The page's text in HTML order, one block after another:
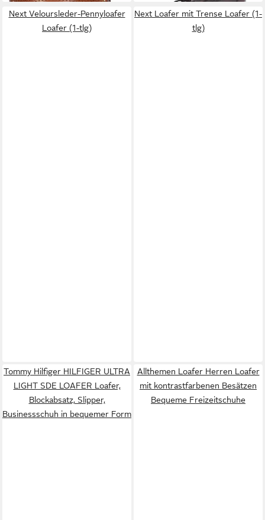
Next Veloursleder-Pennyloafer
Loafer (1-tlg)
Next Loafer mit Trense Loafer (1-
tlg)
Tommy Hilfiger HILFIGER ULTRA
LIGHT SDE LOAFER Loafer,
Blockabsatz, Slipper,
Businessschuh in bequemer Form
Allthemen Loafer Herren Loafer
mit kontrastfarbenen Besätzen
Bequeme Freizeitschuhe